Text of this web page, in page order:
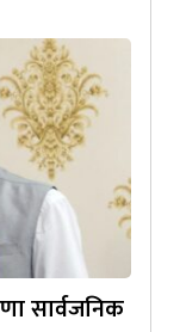
सार्वजनिक